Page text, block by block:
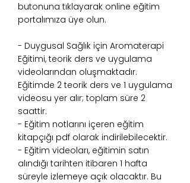
butonuna tıklayarak online eğitim
portalımıza üye olun.
- Duygusal Sağlık için Aromaterapi
Eğitimi, teorik ders ve uygulama
videolarından oluşmaktadır.
Eğitimde 2 teorik ders ve 1 uygulama
videosu yer alır; toplam süre 2
saattir.
- Eğitim notlarını içeren eğitim
kitapçığı pdf olarak indirilebilecektir.
- Eğitim videoları, eğitimin satın
alındığı tarihten itibaren 1 hafta
süreyle izlemeye açık olacaktır. Bu